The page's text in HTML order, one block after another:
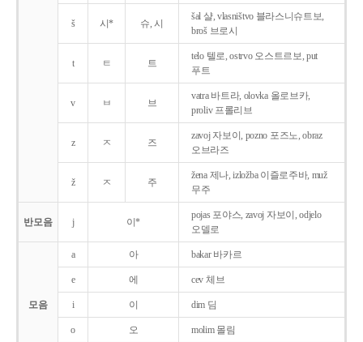
š 시* 슈, 시
šal 샬, vlasništvo 블라스니슈트보,
broš 브로시
t ㅌ 트
telo 텔로, ostrvo 오스트르보, put
푸트
v ㅂ 브
vatra 바트라, olovka 올로브카,
proliv 프롤리브
z ㅈ 즈
zavoj 자보이, pozno 포즈노, obraz
오브라즈
ž ㅈ 주
žena 제나, izložba 이즐로주바, muž
무주
반모음 j 이*
pojas 포야스, zavoj 자보이, odjelo
오델로
모음
a 아 bakar 바카르
e 에 cev 체브
i 이 dim 딤
o 오 molim 몰림